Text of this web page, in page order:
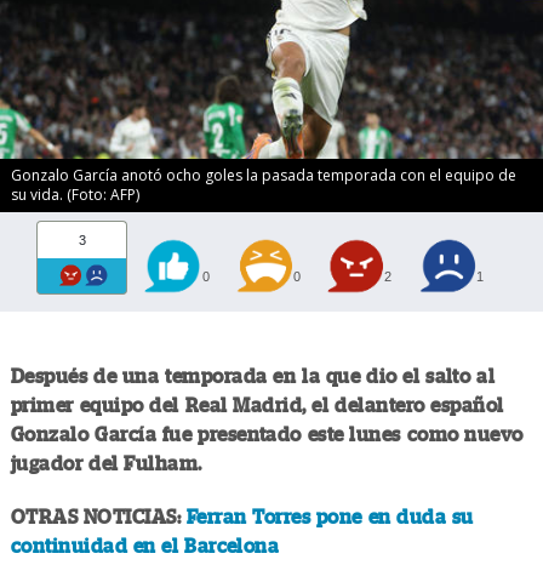
Gonzalo García anotó ocho goles la pasada temporada con el equipo de
su vida. (Foto: AFP)
3
0 0 2 1
Después de una temporada en la que dio el salto al
primer equipo del Real Madrid, el delantero español
Gonzalo García fue presentado este lunes como nuevo
jugador del Fulham.
OTRAS NOTICIAS: Ferran Torres pone en duda su
continuidad en el Barcelona